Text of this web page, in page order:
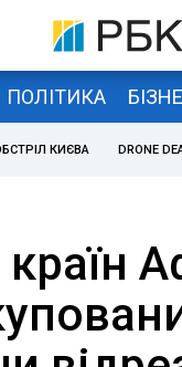
ПОЛІТИКА
КИЄВА DRONE